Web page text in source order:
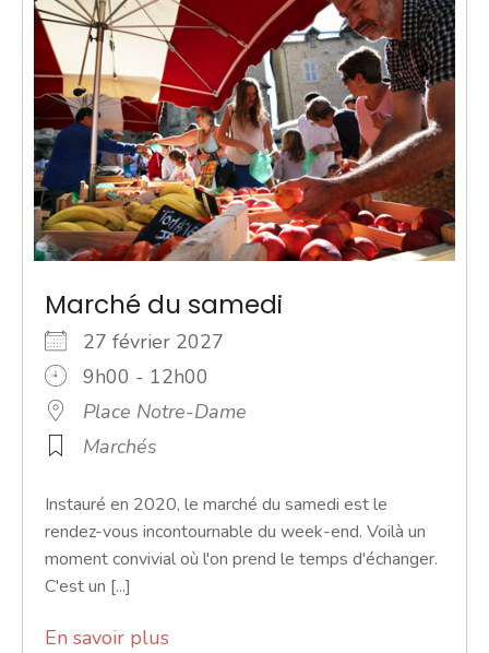
Marché du samedi
27 février 2027
9h00 - 12h00
Place Notre-Dame
Marchés
Instauré en 2020, le marché du samedi est le
rendez-vous incontournable du week-end. Voilà un
moment convivial où l'on prend le temps d'échanger.
C'est un [...]
En savoir plus